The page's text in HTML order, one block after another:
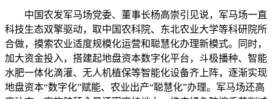
中国农发军马场党委、董事长杨高崇引见说，军马场一直
科技生态双擎驱动，取中国农科院、东北农业大学等科研院所
合做，摸索农业适度规模化运营和聪慧化办理新模式。同时，
加大资金投入，搭建起地盘资本数字化平台，斗极播种、智能
水肥一体化滴灌、无人机植保等智能化设备齐上阵，逐渐实现
地盘资本“数字化”赋能、农业出产“聪慧化”办理。军马场还高